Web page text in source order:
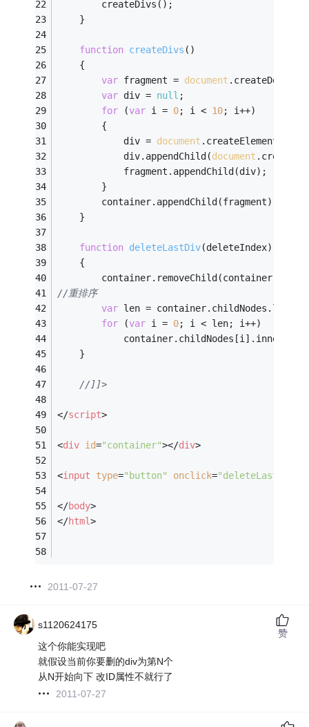
        createDivs();
    }
function createDivs ( )
{
var fragment = document
var div = null ;
for (var i = 0; i < 10; i++)
        {
            div =
document .createElement(
            div.appendChild(
document
            fragment.appendChild(div);
        }
        container.appendChild(fragment);
    }
function deleteLastDiv(deleteIndex)
{
//重排序
var len =
for (var i = 0; i < len; i++)
container.childNodes[i].innerHTML
    }
//]]>
</script>
<div id="container"></div>
<input type="button" onclick=
</body>
</html>
2011-07-27
s1120624175
这个你能实现吧
就假设当前你要删的div为第N个
从N开始向下 改ID属性不就行了
2011-07-27
赞